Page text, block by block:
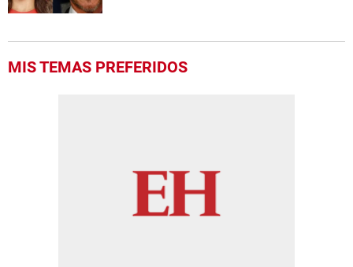
MIS TEMAS PREFERIDOS